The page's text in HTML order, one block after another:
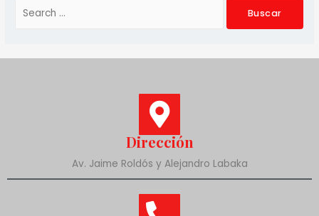
Dirección
Av. Jaime Roldós y Alejandro Labaka